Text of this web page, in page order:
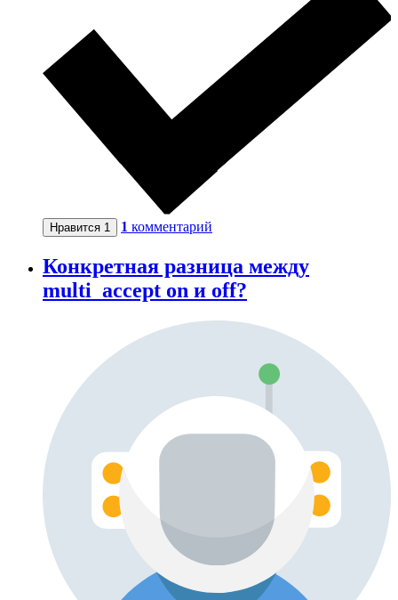
Нравится 1 1 комментарий
Конкретная разница между
multi_accept on и off?